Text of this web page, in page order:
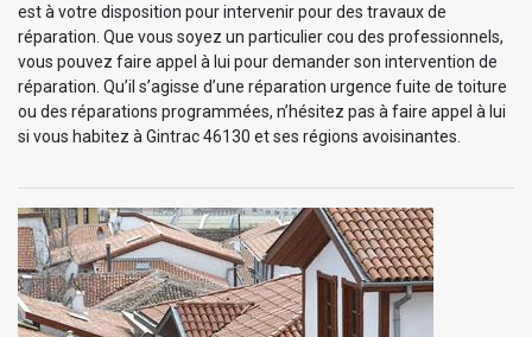
est à votre disposition pour intervenir pour des travaux de
réparation. Que vous soyez un particulier cou des professionnels,
vous pouvez faire appel à lui pour demander son intervention de
réparation. Qu’il s’agisse d’une réparation urgence fuite de toiture
ou des réparations programmées, n’hésitez pas à faire appel à lui
si vous habitez à Gintrac 46130 et ses régions avoisinantes.